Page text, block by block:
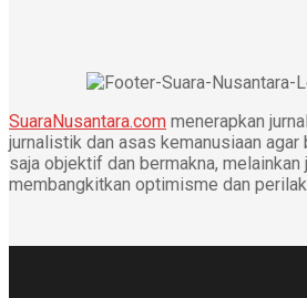
SuaraNusantara.com menerapkan
jurnalistik dan asas kemanusiaan
saja objektif dan bermakna, melainkan
membangkitkan optimisme dan